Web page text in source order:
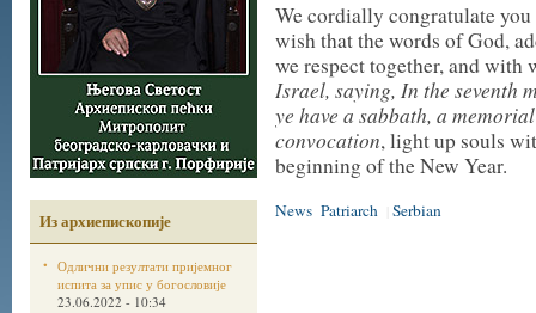
Из архиепископије
Одлични резултати пријемног
испита за упис у богословије
23.06.2022 - 10:34
We cordially congratulate
wish that the words of God,
we respect together, and with
Israel, saying, In the seventh
ye have a sabbath, a
convocation, light up souls
beginning of the New Year.
News Patriarch Serbian